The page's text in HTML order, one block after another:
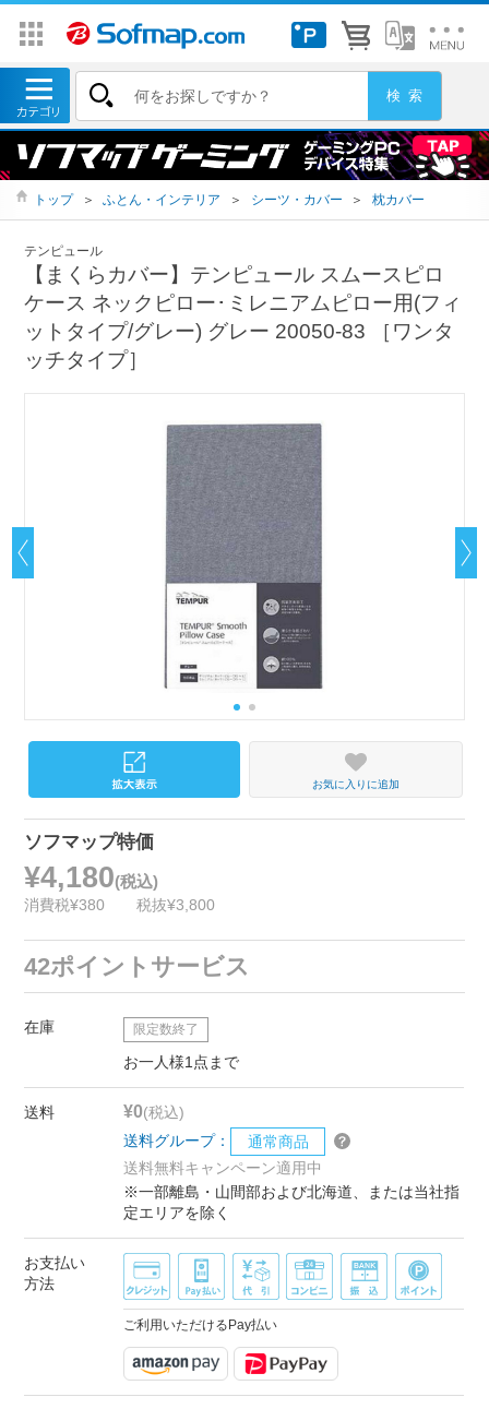
トップ ＞ ふとん・インテリア ＞ シーツ・カバー ＞ 枕カバー
テンピュール
【まくらカバー】テンピュール スムースピロ
ケース ネックピロー･ミレニアムピロー用(フィ
ットタイプ/グレー) グレー 20050-83 ［ワンタ
ッチタイプ］
お気に入りに追加
ソフマップ特価
¥4,180(税込)
消費税¥380 税抜¥3,800
42ポイントサービス
在庫 限定数終了
お一人様1点まで
送料 ¥0(税込)
送料グループ：
通常商品
送料無料キャンペーン適用中
※一部離島・山間部および北海道、または当社指
定エリアを除く
お支払い
方法
ご利用いただけるPay払い